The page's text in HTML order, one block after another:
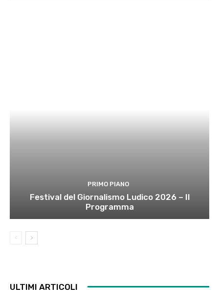
PRIMO PIANO
Festival del Giornalismo Ludico 2026 – Il
Programma
ULTIMI ARTICOLI